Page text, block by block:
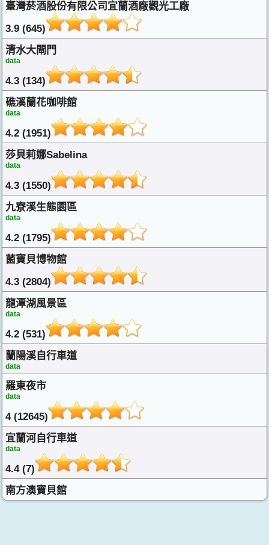
臺灣菸酒股份有限公司宜蘭酒廠觀光工廠
3.9 (645)
清水大閘門
data
4.3 (134)
礁溪蘭花咖啡館
data
4.2 (1951)
莎貝莉娜Sabelina
data
4.3 (1550)
九寮溪生態園區
data
4.2 (1795)
菌寶貝博物館
4.3 (2804)
龍潭湖風景區
data
4.2 (531)
蘭陽溪自行車道
data
羅東夜市
data
4 (12645)
宜蘭河自行車道
data
4.4 (7)
南方澳寶貝館